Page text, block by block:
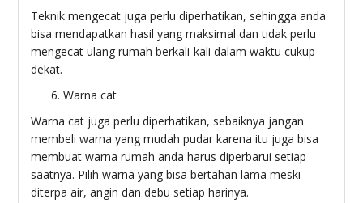
Teknik mengecat juga perlu diperhatikan, sehingga anda
bisa mendapatkan hasil yang maksimal dan tidak perlu
mengecat ulang rumah berkali-kali dalam waktu cukup
dekat.
Warna cat
Warna cat juga perlu diperhatikan, sebaiknya jangan
membeli warna yang mudah pudar karena itu juga bisa
membuat warna rumah anda harus diperbarui setiap
saatnya. Pilih warna yang bisa bertahan lama meski
diterpa air, angin dan debu setiap harinya.